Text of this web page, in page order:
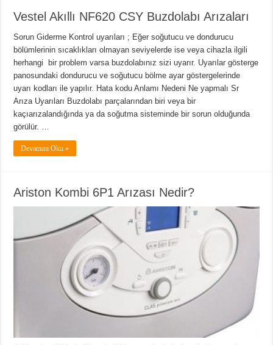
Vestel Akıllı NF620 CSY Buzdolabı Arızaları
Sorun Giderme Kontrol uyarıları ; Eğer soğutucu ve dondurucu
bölümlerinin sıcaklıkları olmayan seviyelerde ise veya cihazla ilgili
herhangi bir problem varsa buzdolabınız sizi uyarır. Uyarılar gösterge
panosundaki dondurucu ve soğutucu bölme ayar göstergelerinde
uyarı kodları ile yapılır. Hata kodu Anlamı Nedeni Ne yapmalı Sr
Arıza Uyarıları Buzdolabı parçalarından biri veya bir
kaçıarızalandığında ya da soğutma sisteminde bir sorun olduğunda
görülür. …
Devamını Oku »
Ariston Kombi 6P1 Arızası Nedir?